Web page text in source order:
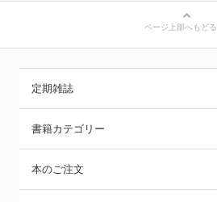
ページ上部へもどる
定期雑誌
書籍カテゴリー
本のご注文